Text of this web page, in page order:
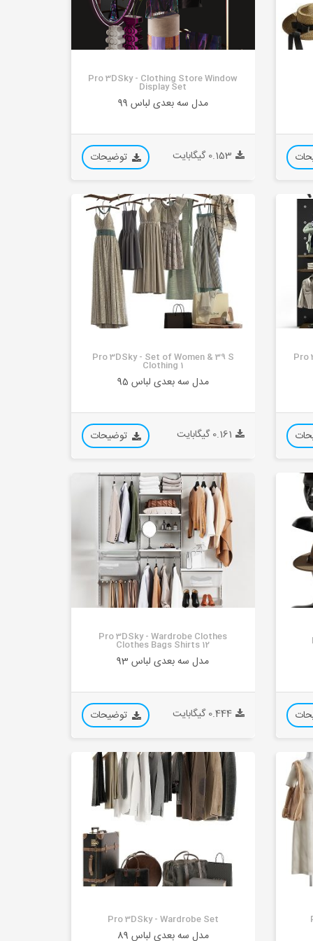
Pro 3DSky - Clothing Store Window
Display Set
مدل سه بعدی لباس 99
0.153 گیگابایت توضیحات
Pro
Pro 3DSky - Set of Women & 39 S
Clothing 1
مدل سه بعدی لباس 95
0.161 گیگابایت توضیحات
Pro 3DSky - Wardrobe Clothes
Clothes Bags Shirts 12
مدل سه بعدی لباس 93
0.444 گیگابایت توضیحات
Pro 3DSky - Wardrobe Set
مدل سه بعدی لباس 89